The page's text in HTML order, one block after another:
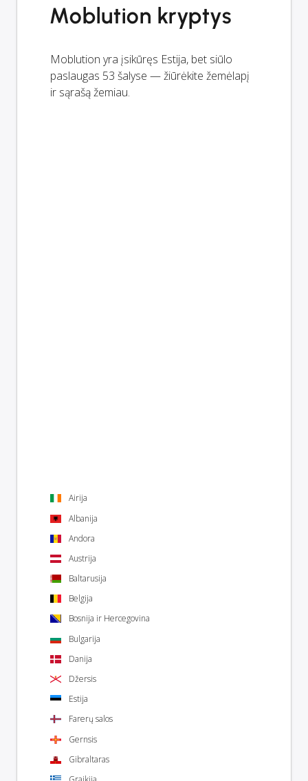
Moblution kryptys
Moblution yra įsikūręs Estija, bet siūlo
paslaugas 53 šalyse — žiūrėkite žemėlapį
ir sąrašą žemiau.
Airija
Albanija
Andora
Austrija
Baltarusija
Belgija
Bosnija ir Hercegovina
Bulgarija
Danija
Džersis
Estija
Farerų salos
Gernsis
Gibraltaras